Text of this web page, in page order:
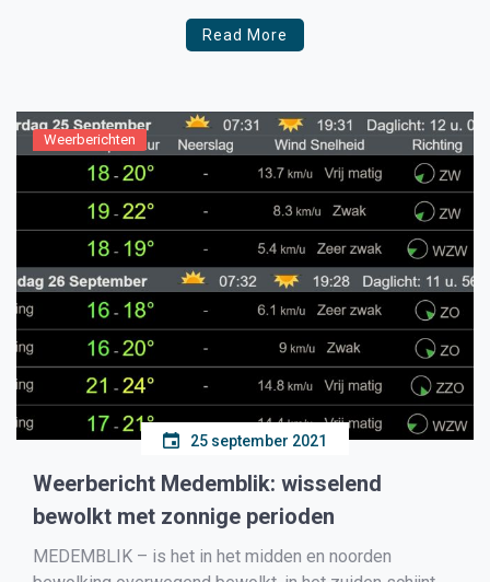
weg waar ook voetgangers en fietsers gebruik van
maken. De weg is nu maximaal 60km/u maar door deze
Read More
Weerberichten
25 september 2021
Weerbericht Medemblik: wisselend
bewolkt met zonnige perioden
MEDEMBLIK – is het in het midden en noorden